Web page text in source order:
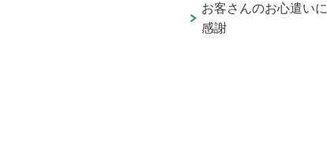
お客さんのお心遣いに
感謝